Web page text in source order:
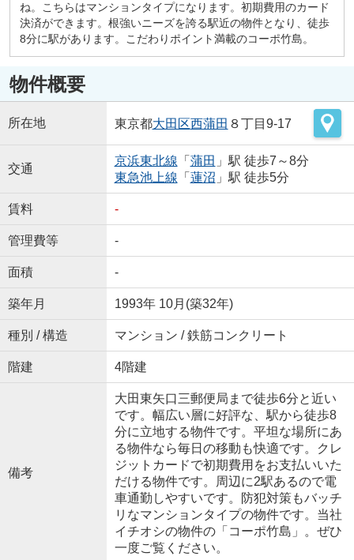
ね。こちらはマンションタイプになります。初期費用のカード
決済ができます。根強いニーズを誇る駅近の物件となり、徒歩
8分に駅があります。こだわりポイント満載のコーポ竹島。
物件概要
所在地 東京都大田区西蒲田 ８丁目9-17
交通
京浜東北線 「 蒲田 」駅 徒歩7～8分
東急池上線 「 蓮沼 」駅 徒歩5分
賃料 -
管理費等 -
面積 -
築年月 1993年 10月(築32年)
種別 / 構造 マンション / 鉄筋コンクリート
階建 4階建
備考
大田東矢口三郵便局まで徒歩6分と近い
です。幅広い層に好評な、駅から徒歩8
分に立地する物件です。平坦な場所にあ
る物件なら毎日の移動も快適です。クレ
ジットカードで初期費用をお支払いいた
だける物件です。周辺に2駅あるので電
車通勤しやすいです。防犯対策もバッチ
リなマンションタイプの物件です。当社
イチオシの物件の「コーポ竹島」。ぜひ
一度ご覧ください。